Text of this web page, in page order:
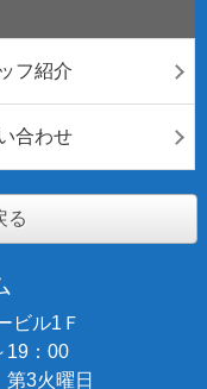
フ紹介
合わせ
る
ビル1Ｆ
19：00
第3火曜日